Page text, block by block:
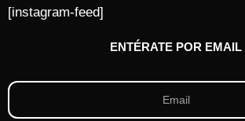
[instagram-feed]
ENTÉRATE POR EMAIL